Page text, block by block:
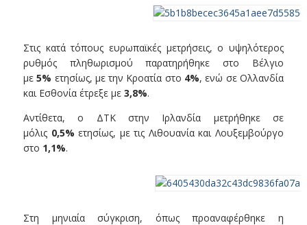
Στις κατά τόπους ευρωπαϊκές μετρήσεις, ο υψηλότερος
ρυθμός πληθωρισμού παρατηρήθηκε στο Βέλγιο
με5% ετησίως, με την Κροατία στο 4%, ενώ σε Ολλανδία
και Εσθονία έτρεξε με 3,8%.
Αντίθετα, ο ΔΤΚ στην Ιρλανδία μετρήθηκε σε
μόλις 0,5% ετησίως, με τις Λιθουανία και Λουξεμβούργο
στο 1,1%.
Στη μηνιαία σύγκριση, όπως προαναφέρθηκε η